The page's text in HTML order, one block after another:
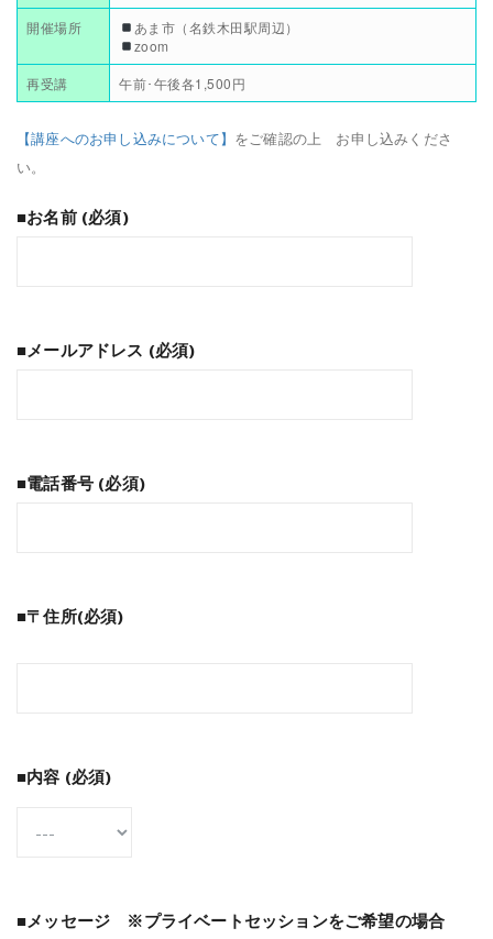
開催場所
あま市（名鉄木田駅周辺）
zoom
再受講
午前･午後各1,500円
【講座へのお申し込みについて】 をご確認の上 お申し込みくださ
い。
■お名前 (必須)
■メールアドレス (必須)
■電話番号 (必須)
■〒住所(必須)
■内容 (必須)
■メッセージ ※プライベートセッションをご希望の場合